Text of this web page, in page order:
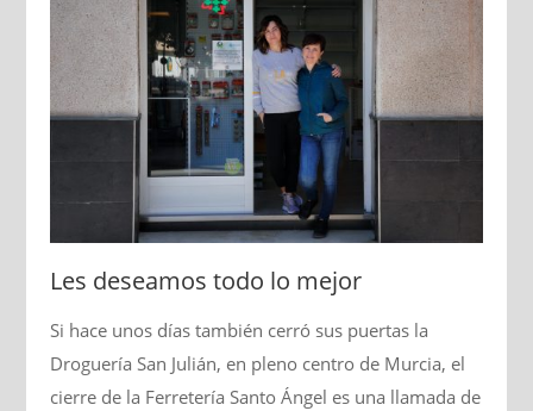
Les deseamos todo lo mejor
Si hace unos días también cerró sus puertas la
Droguería San Julián, en pleno centro de Murcia, el
cierre de la Ferretería Santo Ángel es una llamada de